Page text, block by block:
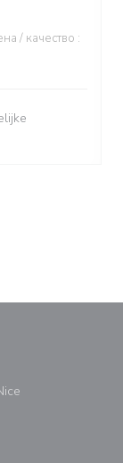
/ качество :
((открывается в